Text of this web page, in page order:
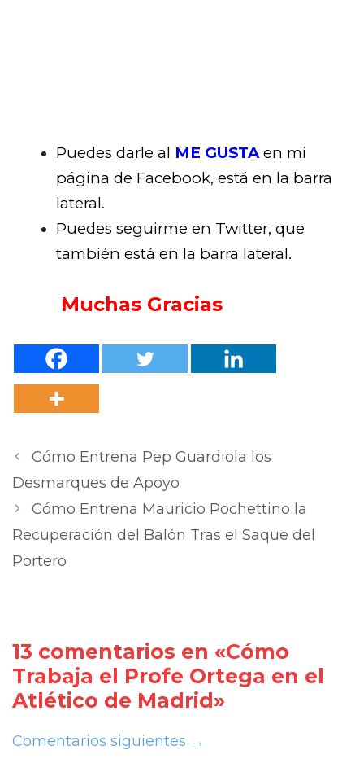
Puedes darle al ME GUSTAen mi
página de Facebook, está en la barra
lateral.
Puedes seguirme en Twitter, que
también está en la barra lateral.
Muchas Gracias
Cómo Entrena Pep Guardiola los
Desmarques de Apoyo
Cómo Entrena Mauricio Pochettino la
Recuperación del Balón Tras el Saque del
Portero
13 comentarios en «Cómo
Trabaja el Profe Ortega en el
Atlético de Madrid»
Comentarios siguientes →